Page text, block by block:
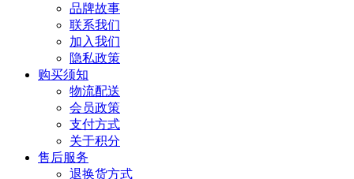
品牌故事
联系我们
加入我们
隐私政策
购买须知
物流配送
会员政策
支付方式
关于积分
售后服务
退换货方式